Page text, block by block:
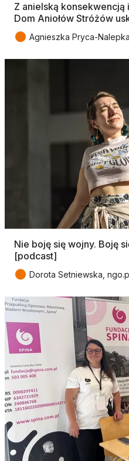
Z anielską
Dom Aniołów Stróżów
● Agnieszka Pryca-
Nie boję się wojny. Boję
[podcast]
● Dorota Setniewska,